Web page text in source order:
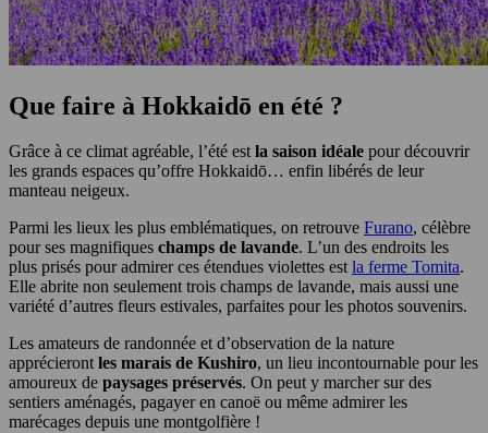
Que faire à Hokkaidō en été ?
Grâce à ce climat agréable, l’été estla saison idéale pour découvrir
les grands espaces qu’offre Hokkaidō… enfin libérés de leur
manteau neigeux.
Parmi les lieux les plus emblématiques, on retrouve Furano, célèbre
pour ses magnifiques champs de lavande. L’un des endroits les
plus prisés pour admirer ces étendues violettes est la ferme Tomita.
Elle abrite non seulement trois champs de lavande, mais aussi une
variété d’autres fleurs estivales, parfaites pour les photos souvenirs.
Les amateurs de randonnée et d’observation de la nature
apprécierontles marais de Kushiro, un lieu incontournable pour les
amoureux de paysages préservés. On peut y marcher sur des
sentiers aménagés, pagayer en canoë ou même admirer les
marécages depuis une montgolfière !